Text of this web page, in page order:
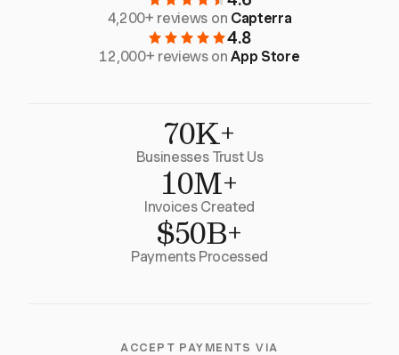
4,200+ reviews on Capterra
4.8
12,000+ reviews onApp Store
70K+
Businesses Trust Us
10M+
Invoices Created
$50B+
Payments Processed
ACCEPT PAYMENTS VIA